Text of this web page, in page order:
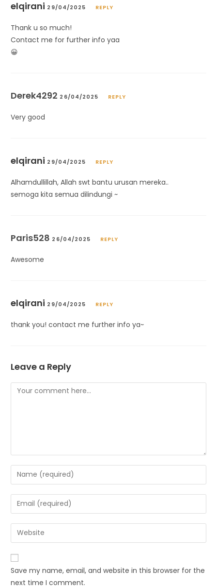
elqirani 29/04/2025 REPLY
Thank u so much!
Contact me for further info yaa
😀
Derek4292 26/04/2025 REPLY
Very good
elqirani 29/04/2025 REPLY
Alhamdullillah, Allah swt bantu urusan mereka..
semoga kita semua dilindungi ~
Paris528 26/04/2025 REPLY
Awesome
elqirani 29/04/2025 REPLY
thank you! contact me further info ya~
Leave a Reply
Save my name, email, and website in this browser for the
next time I comment.